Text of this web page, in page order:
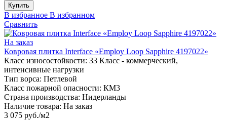
Купить
В избранное В избранном
Сравнить
На заказ
Ковровая плитка Interface «Employ Loop Sapphire 4197022»
Класс износостойкости: 33 Класс - коммерческий,
интенсивные нагрузки
Тип ворса: Петлевой
Класс пожарной опасности: КМ3
Страна производства: Нидерланды
Наличие товара: На заказ
3 075 руб./м2